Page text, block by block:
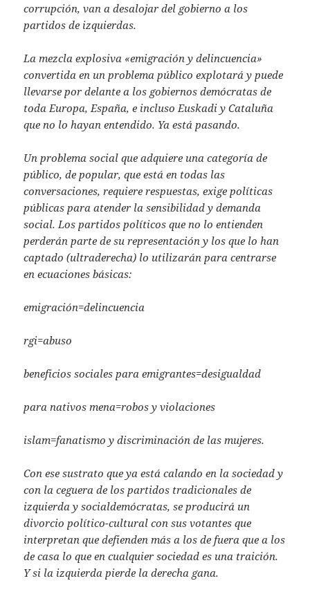
corrupción, van a desalojar del gobierno a los
partidos de izquierdas.
La mezcla explosiva «emigración y delincuencia»
convertida en un problema público explotará y puede
llevarse por delante a los gobiernos demócratas de
toda Europa, España, e incluso Euskadi y Cataluña
que no lo hayan entendido. Ya está pasando.
Un problema social que adquiere una categoría de
público, de popular, que está en todas las
conversaciones, requiere respuestas, exige políticas
públicas para atender la sensibilidad y demanda
social. Los partidos políticos que no lo entienden
perderán parte de su representación y los que lo han
captado (ultraderecha) lo utilizarán para centrarse
en ecuaciones básicas:
emigración=delincuencia
rgi=abuso
beneficios sociales para emigrantes=desigualdad
para nativos mena=robos y violaciones
islam=fanatismo y discriminación de las mujeres.
Con ese sustrato que ya está calando en la sociedad y
con la ceguera de los partidos tradicionales de
izquierda y socialdemócratas, se producirá un
divorcio político-cultural con sus votantes que
interpretan que defienden más a los de fuera que a los
de casa lo que en cualquier sociedad es una traición.
Y si la izquierda pierde la derecha gana.